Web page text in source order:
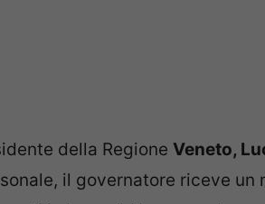
della Regione Veneto,
il governatore riceve un